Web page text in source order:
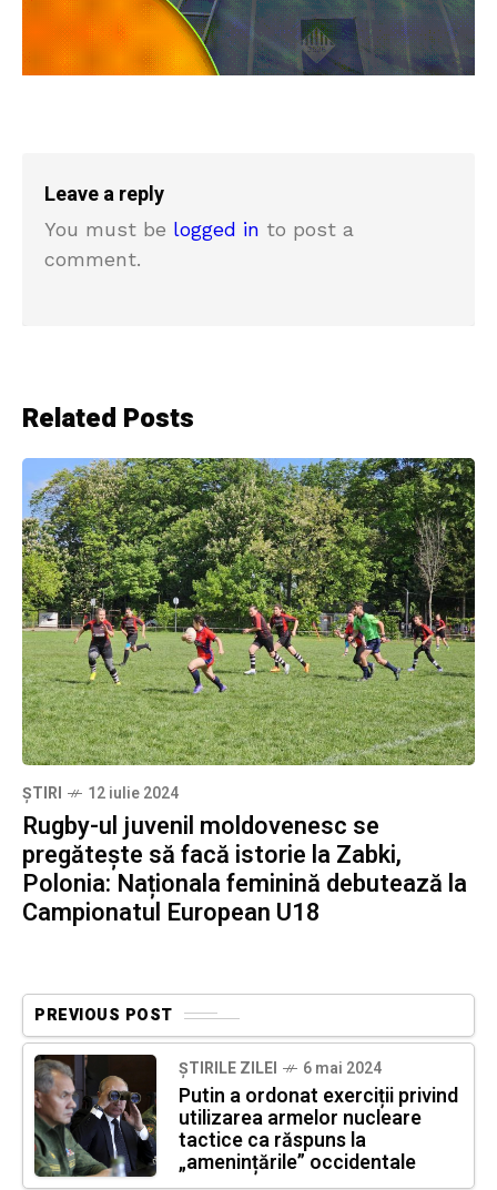
Leave a reply
You must be logged in to post a
comment.
Related Posts
ȘTIRI 12 iulie 2024
Rugby-ul juvenil moldovenesc se
pregătește să facă istorie la Zabki,
Polonia: Naționala feminină debutează la
Campionatul European U18
PREVIOUS POST
ȘTIRILE ZILEI 6 mai 2024
Putin a ordonat exerciții privind
utilizarea armelor nucleare
tactice ca răspuns la
„amenințările” occidentale